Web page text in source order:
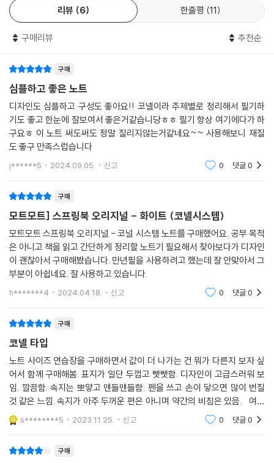
리뷰 6 한줄평 11
구매리뷰 추천순
구매
심플하고 좋은 노트
디자인도 심플하고 구성도 좋아요!! 코넬이라 주제별로 정리해서 필기하
기도 좋고 한눈에 잘보여서 좋은거같습니당ㅎㅎ 필기 항상 여기에다가 하
구요ㅎ 이 노트 써도써도 정말 질리지않는거같네요~~ 사용해보니 재질
도 좋구 만족스럽습니다
j******5 2024.09.05. 신고 0 댓글0
구매
모트모트] 스프링북 오리지널 - 화이트 (코넬시스템)
모트모트 스프링북 오리지널 - 코널 시스템 노트를 구매했어요. 공부 목적
은 아니고 책을 읽고 간단하게 정리할 노트기 필요해서 찾아보다가 디자인
이 괜찮아서 구매해봤습니다. 만년필을 사용하려고 했는데 잘 안맞아서 그
부분이 아쉽네요. 잘 사용하고 있습니다.
h*******4 2024.04.18. 신고 0 댓글0
구매
코넬 타입
노트 사이즈 연습장을 구매하면서 값이 더 나가는 건 뭐가 다른지 보자 싶
어서 함께 구매해봄. 표지가 일단 두껍고 빳빳함. 디자인이 고급스러워 보
임. 깔끔함. 속지는 뽀얗고 맨들맨들함. 펜을 쓰고 손이 닿으면 많이 번질
것 같은 느낌. 속지가 아주 두꺼운 편은 아니며 약간의 비침은 있음. 여러
가지 속지 타입 중에서 코넬 시스템으로 구매하였고, 좌측에 타이틀을 적
고 우
s********5 2023.11.25. 신고 0 댓글0
구매